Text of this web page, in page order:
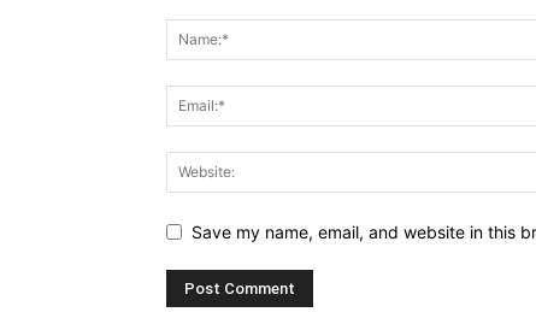
Save my name, email, and website in this